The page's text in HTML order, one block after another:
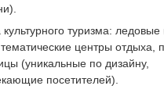
туризма:
центры отдыха,
(уникальные по дизайну,
посетителей).